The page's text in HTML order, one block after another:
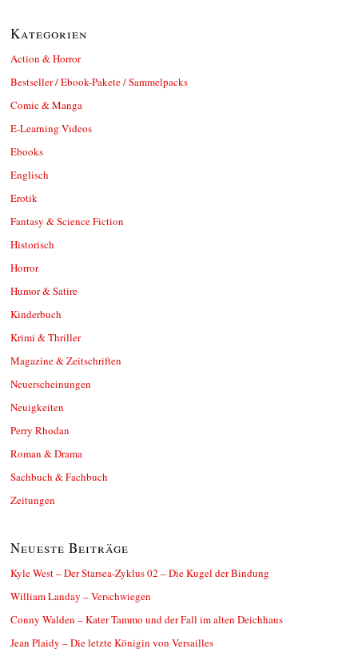
Kategorien
Action & Horror
Bestseller / Ebook-Pakete / Sammelpacks
Comic & Manga
E-Learning Videos
Ebooks
Englisch
Erotik
Fantasy & Science Fiction
Historisch
Horror
Humor & Satire
Kinderbuch
Krimi & Thriller
Magazine & Zeitschriften
Neuerscheinungen
Neuigkeiten
Perry Rhodan
Roman & Drama
Sachbuch & Fachbuch
Zeitungen
Neueste Beiträge
Kyle West – Der Starsea-Zyklus 02 – Die Kugel der Bindung
William Landay – Verschwiegen
Conny Walden – Kater Tammo und der Fall im alten Deichhaus
Jean Plaidy – Die letzte Königin von Versailles